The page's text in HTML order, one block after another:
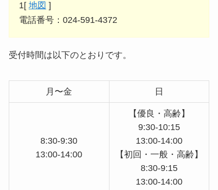
1[ 地図 ]
電話番号：024-591-4372
受付時間は以下のとおりです。
月〜金 日
8:30-9:30
13:00-14:00
【優良・高齢】
9:30-10:15
13:00-14:00
【初回・一般・高齢】
8:30-9:15
13:00-14:00